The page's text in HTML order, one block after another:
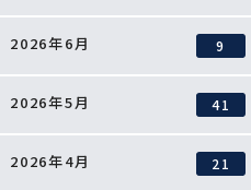
2026年6月 9
2026年5月 41
2026年4月 21